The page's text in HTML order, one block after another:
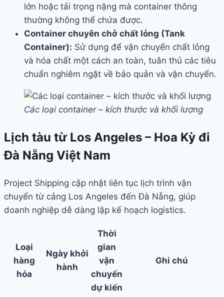
lớn hoặc tải trọng nặng mà container thông
thường không thể chứa được.
Container chuyên chở chất lỏng (Tank
Container): Sử dụng để vận chuyển chất lỏng
và hóa chất một cách an toàn, tuân thủ các tiêu
chuẩn nghiêm ngặt về bảo quản và vận chuyển.
Các loại container – kích thước và khối lượng
Lịch tàu từ Los Angeles – Hoa Kỳ đi
Đà Nẵng Việt Nam
Project Shipping cập nhật liên tục lịch trình vận
chuyển từ cảng Los Angeles đến Đà Nẵng, giúp
doanh nghiệp dễ dàng lập kế hoạch logistics.
Loại
hàng
hóa
Ngày khởi
hành
Thời
gian
vận
chuyển
dự kiến
Ghi chú